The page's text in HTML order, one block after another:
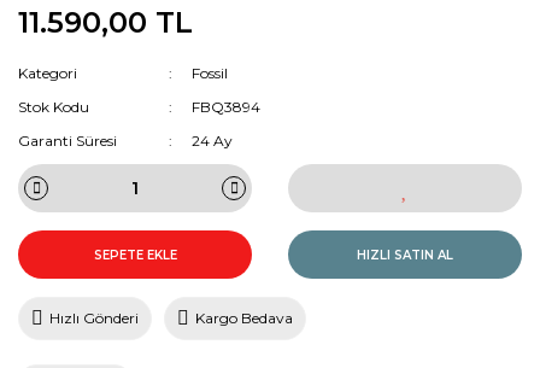
11.590,00 TL
Kategori
Fossil
Stok Kodu
FBQ3894
Garanti Süresi
24 Ay
SEPETE EKLE HIZLI SATIN AL
Hızlı Gönderi Kargo Bedava